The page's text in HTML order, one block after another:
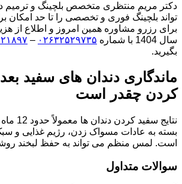
دکتر مریم منتظری متخصص بلچینگ و ترمیم
تواند بلچینگ فوری و تخصصی را تا حد امکان
برای رزرو مشاوره همین امروز و اطلاع از
سال 1404 با شماره
۰۲۶۳۲۵۲۹۷۳۵–
بگیرید.
ماندگاری دندان های سفید
کردن چقدر است
نتایج سفید
بسته به عادات مسواک زدن، رژیم غذایی و
است. لمس منظم می تواند به حفظ لبخند
سوالات متداول